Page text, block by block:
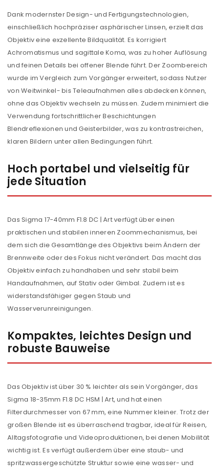
Dank modernster Design- und Fertigungstechnologien,
einschließlich hochpräziser asphärischer Linsen, erzielt das
Objektiv eine exzellente Bildqualität. Es korrigiert
Achromatismus und sagittale Koma, was zu hoher Auflösung
und feinen Details bei offener Blende führt. Der Zoombereich
wurde im Vergleich zum Vorgänger erweitert, sodass Nutzer
von Weitwinkel- bis Teleaufnahmen alles abdecken können,
ohne das Objektiv wechseln zu müssen. Zudem minimiert die
Verwendung fortschrittlicher Beschichtungen
Blendreflexionen und Geisterbilder, was zu kontrastreichen,
klaren Bildern unter allen Bedingungen führt.
Hoch portabel und vielseitig für
jede Situation
Das Sigma 17-40mm F1.8 DC | Art verfügt über einen
praktischen und stabilen inneren Zoommechanismus, bei
dem sich die Gesamtlänge des Objektivs beim Ändern der
Brennweite oder des Fokus nicht verändert. Das macht das
Objektiv einfach zu handhaben und sehr stabil beim
Handaufnahmen, auf Stativ oder Gimbal. Zudem ist es
widerstandsfähiger gegen Staub und
Wasserverunreinigungen.
Kompaktes, leichtes Design und
robuste Bauweise
Das Objektiv ist über 30 % leichter als sein Vorgänger, das
Sigma 18-35mm F1.8 DC HSM | Art, und hat einen
Filterdurchmesser von 67 mm, eine Nummer kleiner. Trotz der
großen Blende ist es überraschend tragbar, ideal für Reisen,
Alltagsfotografie und Videoproduktionen, bei denen Mobilität
wichtig ist. Es verfügt außerdem über eine staub- und
spritzwassergeschützte Struktur sowie eine wasser- und